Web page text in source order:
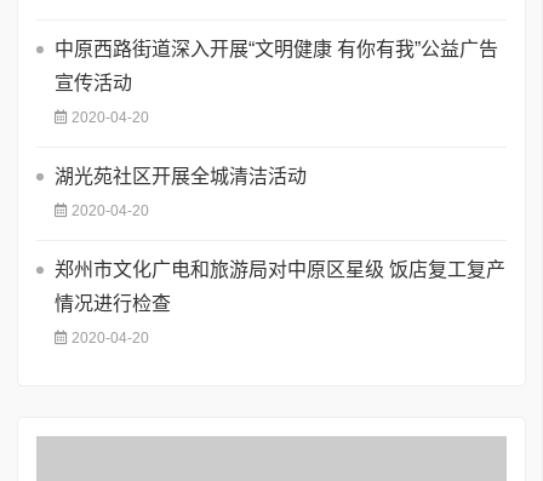
中原西路街道深入开展“文明健康 有你有我”公益广告
宣传活动
2020-04-20
湖光苑社区开展全城清洁活动
2020-04-20
郑州市文化广电和旅游局对中原区星级 饭店复工复产
情况进行检查
2020-04-20